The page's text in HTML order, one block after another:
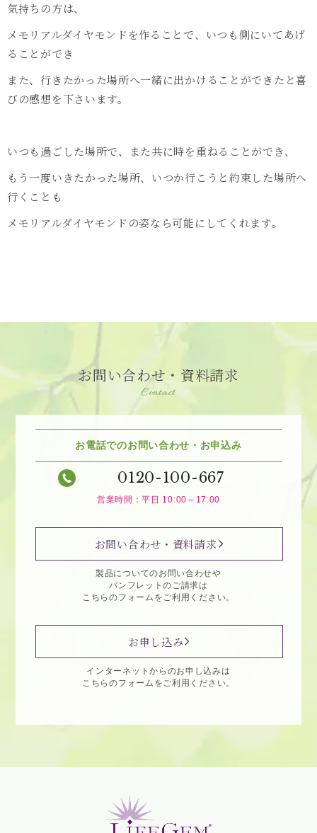
気持ちの方は、
メモリアルダイヤモンドを作ることで、いつも側にいてあげ
ることができ
また、行きたかった場所へ一緒に出かけることができたと喜
びの感想を下さいます。
いつも過ごした場所で、また共に時を重ねることができ、
もう一度いきたかった場所、いつか行こうと約束した場所へ
行くことも
メモリアルダイヤモンドの姿なら可能にしてくれます。
お問い合わせ・資料請求
Contact
お電話でのお問い合わせ・お申込み
0120-100-667
営業時間：平日 10:00～17:00
お問い合わせ・資料請求
製品についてのお問い合わせや
パンフレットのご請求は
こちらのフォームをご利用ください。
お申し込み
インターネットからのお申し込みは
こちらのフォームをご利用ください。